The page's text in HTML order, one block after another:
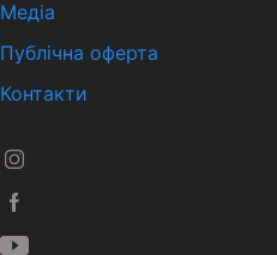
Медіа
Публічна оферта
Контакти